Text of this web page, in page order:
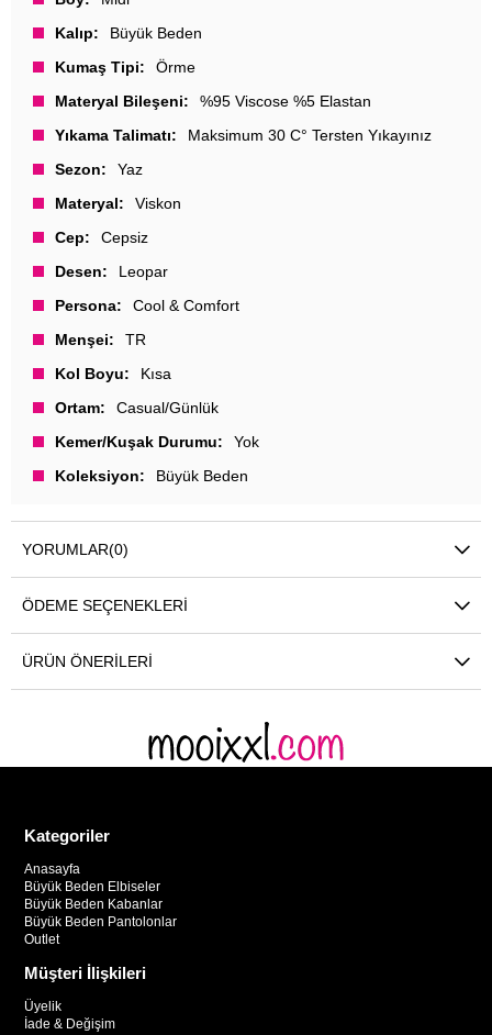
Kalıp
Büyük Beden
Kumaş Tipi
Örme
Materyal Bileşeni
%95 Viscose %5 Elastan
Yıkama Talimatı
Maksimum 30 C° Tersten Yıkayınız
Sezon
Yaz
Materyal
Viskon
Cep
Cepsiz
Desen
Leopar
Persona
Cool & Comfort
Menşei
TR
Kol Boyu
Kısa
Ortam
Casual/Günlük
Kemer/Kuşak Durumu
Yok
Koleksiyon
Büyük Beden
YORUMLAR(0)
ÖDEME SEÇENEKLERI
ÜRÜN ÖNERILERI
Kategoriler
Anasayfa
Büyük Beden Elbiseler
Büyük Beden Kabanlar
Büyük Beden Pantolonlar
Outlet
Müşteri İlişkileri
Üyelik
İade & Değişim